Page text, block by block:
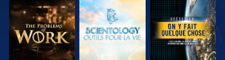
DÉCOUVRIR
LES SÉRIES
DÉCOUVRIR
LES SÉRIES
REGARDER